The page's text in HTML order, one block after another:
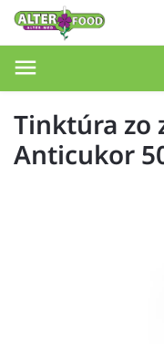
Tinktúra zo
Anticukor